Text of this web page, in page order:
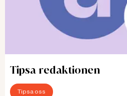
Tipsa redaktionen
Tipsa oss